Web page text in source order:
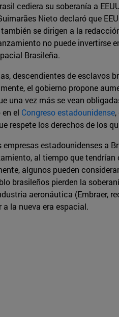
cediera su soberanía a
Nieto declaró que
se dirigen a la
no puede invertirse
Brasileña.
descendientes de esclavos
el gobierno propone
una vez más se vean
el Congreso estadounidense
respete los derechos de los
estadounidenses a
al tiempo que tendrían
algunos pueden
brasileños pierden la
aeronáutica (Embraer,
la nueva era espacial.